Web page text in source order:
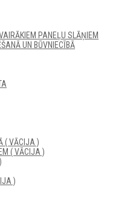
PANEĻU SLĀŅIEM
UN BŪVNIECĪBĀ
( VĀCIJA )
( VĀCIJA )
)